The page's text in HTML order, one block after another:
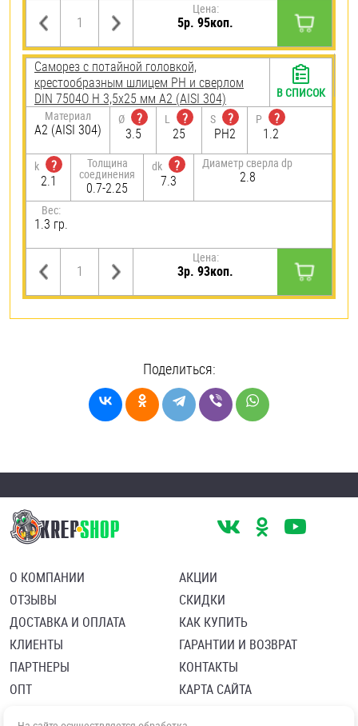
Цена:
5р. 95коп.
Саморез с потайной головкой,
крестообразным шлицем PH и сверлом
DIN 7504O H 3,5х25 мм А2 (AISI 304)
Материал
А2 (AISI 304)
Ø
?
3.5
L
?
25
S
?
PH2
P
?
1.2
k
?
2.1
Толщина
соединения
0.7-2.25
dk
?
7.3
Диаметр сверла dp
2.8
Вес:
1.3 гр.
Цена:
3р. 93коп.
В СПИСОК
Поделиться:
О КОМПАНИИ
ОТЗЫВЫ
ДОСТАВКА И ОПЛАТА
КЛИЕНТЫ
ПАРТНЕРЫ
ОПТ
АКЦИИ
СКИДКИ
КАК КУПИТЬ
ГАРАНТИИ И ВОЗВРАТ
КОНТАКТЫ
КАРТА САЙТА
Политика в отношении обработки персональных данных